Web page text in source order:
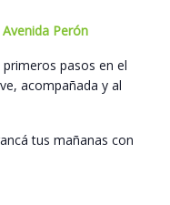
Perón
pasos en el
acompañada y al
tus mañanas con